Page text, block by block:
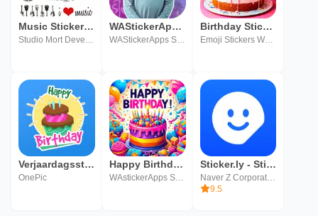
Music Sticker Pack
Studio Mort Development
WAStickerApps Malayalam Sticker Pack
WAStickerApps Sticker Pack
Birthday Stickers for WhatsApp
Emoji Stickers WAStickerApps
Verjaardagsstickers WASticker
OnePic
Happy Birthday Stickers for WA
WAstickerApps Stickers Store
Sticker.ly - Sticker Maker
Naver Z Corporation
9.5